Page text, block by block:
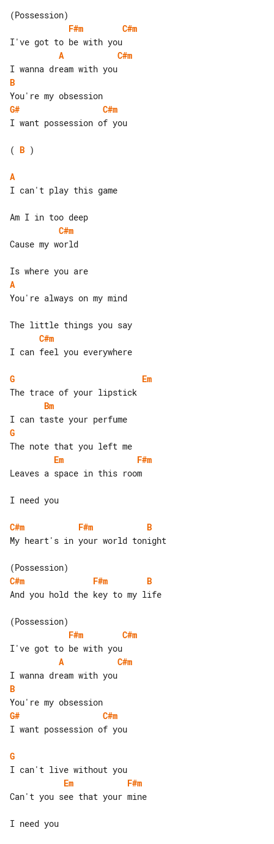
F#m
C#m
A
C#m
B
G#
C#m
I want possession of you
( B )
A
I can't play this game
C#m
Cause my world
A
You're always on my mind
C#m
I can feel you everywhere
G
Em
Bm
G
Em
F#m
Leaves a space in this room
I need you
C#m F#m
B
My heart's in your world tonight
C#m
F#m
B
And you hold the key to my life
F#m
C#m
A
C#m
B
G#
C#m
I want possession of you
G
Em
F#m
Can't you see that your mine
I need you